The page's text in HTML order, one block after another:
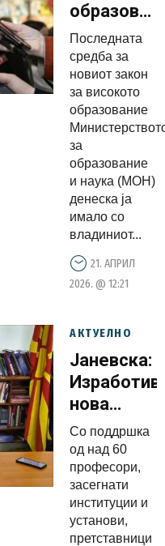
утре оди
во
владина
завршна
средба на
МОН
денеска и
со
владин
партнер
Вреди
Последната
средба за
новиот закон
за високото
образование
за
образование
и наука (МОН)
денеска ја
имало со
владиниот...
21. АПРИЛ
2026. @ 12:21
АКТУЕЛНО
Јаневска:
нова
законска
регулатива
за
високо
Со поддршка
од над 60
професори,
засегнати
институции и
установи,
претставници